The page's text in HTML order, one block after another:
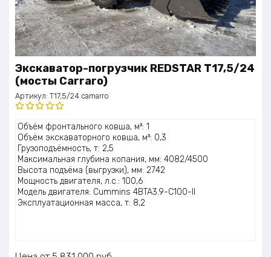
Экскаватор-погрузчик REDSTAR T17,5/24
(мосты Carraro)
Артикул: T17,5/24 camarro
Оценка
5.00из 5
Объём фронтального ковша, м³: 1
Объём экскаваторного ковша, м³: 0,3
Грузоподъёмность, т: 2,5
Максимальная глубина копания, мм: 4082/4500
Высота подъёма (выгрузки), мм: 2742
Мощность двигателя, л.с.: 100,6
Модель двигателя: Cummins 4BTA3.9-C100-II
Эксплуатационная масса, т: 8,2